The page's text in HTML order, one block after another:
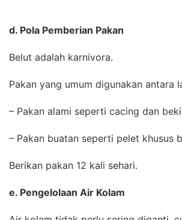
d. Pola Pemberian Pakan
Belut adalah karnivora.
Pakan yang umum digunakan antara
– Pakan alami seperti cacing dan
– Pakan buatan seperti pelet khusus
Berikan pakan 12 kali sehari.
e. Pengelolaan Air Kolam